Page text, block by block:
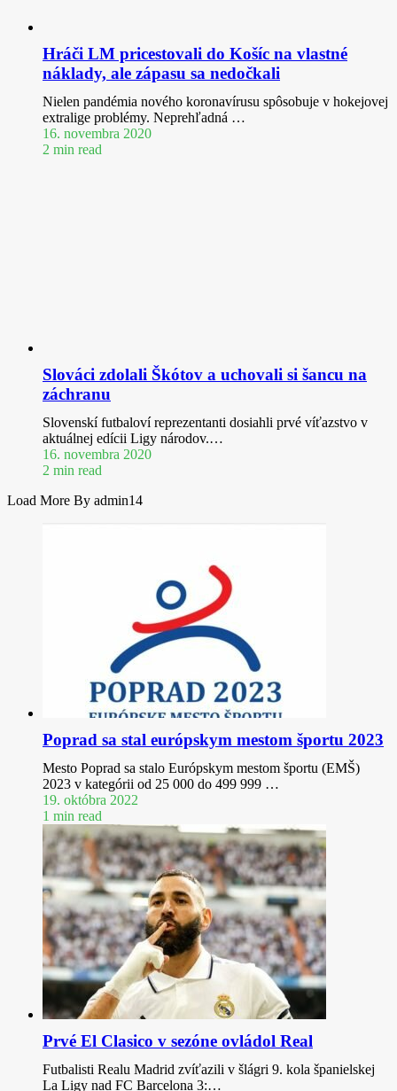
Hráči LM pricestovali do Košíc na vlastné
náklady, ale zápasu sa nedočkali
Nielen pandémia nového koronavírusu spôsobuje v hokejovej
extralige problémy. Neprehľadná …
16. novembra 2020
2 min read
Slováci zdolali Škótov a uchovali si šancu na
záchranu
Slovenskí futbaloví reprezentanti dosiahli prvé víťazstvo v
aktuálnej edícii Ligy národov.…
16. novembra 2020
2 min read
Load More By admin14
Poprad sa stal európskym mestom športu 2023
Mesto Poprad sa stalo Európskym mestom športu (EMŠ)
2023 v kategórii od 25 000 do 499 999 …
19. októbra 2022
1 min read
Prvé El Clasico v sezóne ovládol Real
Futbalisti Realu Madrid zvíťazili v šlágri 9. kola španielskej
La Ligy nad FC Barcelona 3:…